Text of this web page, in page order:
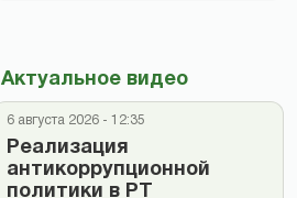
Актуальное видео
6 августа 2026 - 12:35
Реализация
антикоррупционной
политики в РТ